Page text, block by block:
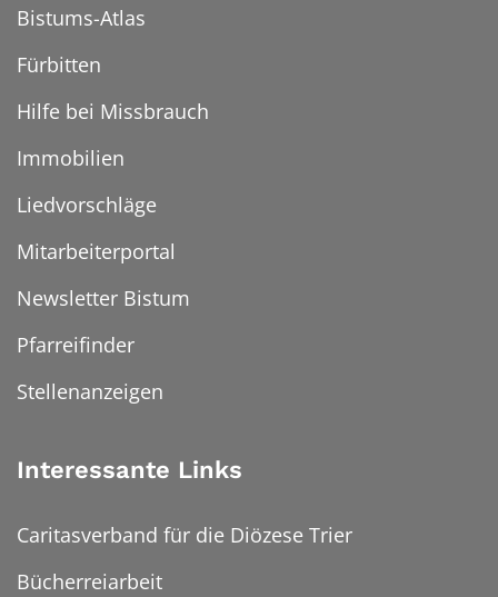
Bistums-Atlas
Fürbitten
Hilfe bei Missbrauch
Immobilien
Liedvorschläge
Mitarbeiterportal
Newsletter Bistum
Pfarreifinder
Stellenanzeigen
Interessante Links
Caritasverband für die Diözese Trier
Bücherreiarbeit